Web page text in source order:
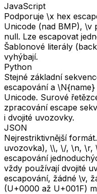
JavaScript
Podporuje \x hex
Unicode (nad BMP),
null. Lze escapovat
Šablonové literály
vyhýbají.
Python
Stejné základní
escapování a
Unicode. Surové
zpracování escape
i dvojité uvozovky.
JSON
Nejrestriktivnější
uvozovka), \\, \/, \n, \r,
escapování
vždy používají dvojité
escapování, žádné \v,
(U+0000 až U+001F)